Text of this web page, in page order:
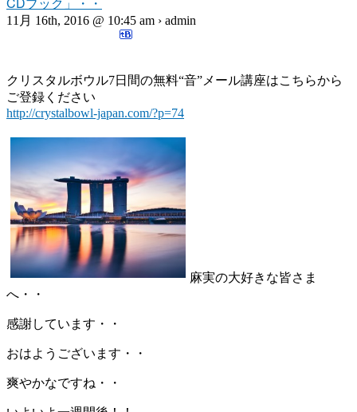
11月 16th, 2016 @ 10:45 am › admin
クリスタルボウル7日間の無料“音”メール講座はこちらから
ご登録ください
http://crystalbowl-japan.com/?p=74
麻実の大好きな皆さま
へ・・
感謝しています・・
おはようございます・・
爽やかなですね・・